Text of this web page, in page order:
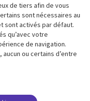
de presse
et
de tiers afin de vous
sont nécessaires au
sont activés par défaut.
qu’avec votre
de navigation.
ou certains d’entre